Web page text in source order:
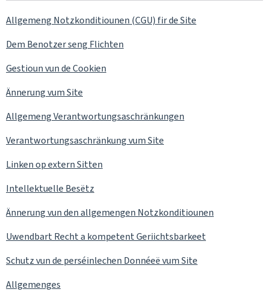
Allgemeng Notzkonditiounen (CGU) fir de Site
Dem Benotzer seng Flichten
Gestioun vun de Cookien
Ännerung vum Site
Allgemeng Verantwortungsaschränkungen
Verantwortungsaschränkung vum Site
Linken op extern Sitten
Intellektuelle Besëtz
Ännerung vun den allgemengen Notzkonditiounen
Uwendbart Recht a kompetent Geriichtsbarkeet
Schutz vun de perséinlechen Donnéeë vum Site
Allgemenges